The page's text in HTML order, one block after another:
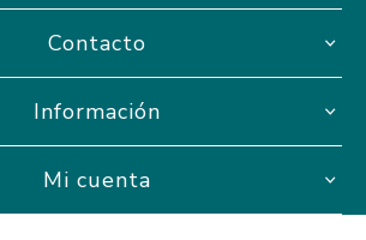
Contacto
Información
Mi cuenta